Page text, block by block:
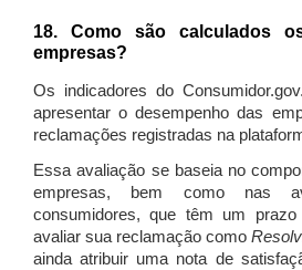
18. Como são calculados
empresas?
Os indicadores do
apresentar o desempenho das
reclamações registradas na
Essa avaliação se baseia no
empresas, bem como nas
consumidores, que têm um
avaliar sua reclamação como
ainda atribuir uma nota de